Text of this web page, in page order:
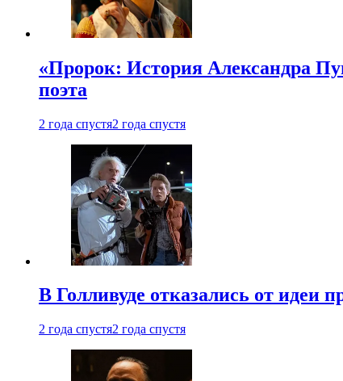
«Пророк: История Александра
поэта
2 года спустя2 года спустя
В Голливуде отказались от идеи
2 года спустя2 года спустя